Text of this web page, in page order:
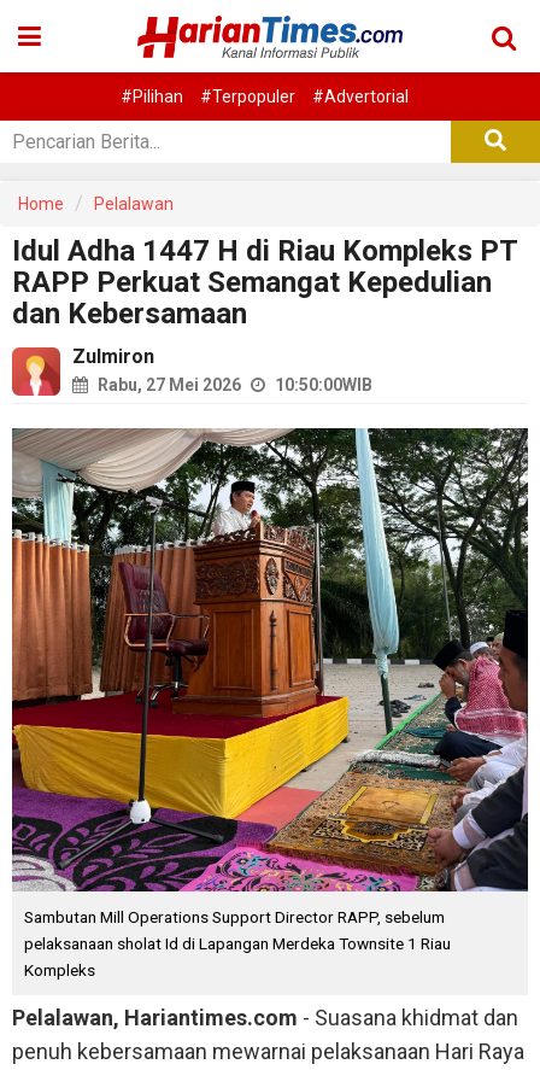
#Pilihan #Terpopuler #Advertorial
Home Pelalawan
Idul Adha 1447 H di Riau Kompleks PT
RAPP Perkuat Semangat Kepedulian
dan Kebersamaan
Zulmiron
Rabu, 27 Mei 2026 10:50:00WIB
Sambutan Mill Operations Support Director RAPP, sebelum
pelaksanaan sholat Id di Lapangan Merdeka Townsite 1 Riau
Kompleks
Pelalawan, Hariantimes.com - Suasana khidmat dan
penuh kebersamaan mewarnai pelaksanaan Hari Raya